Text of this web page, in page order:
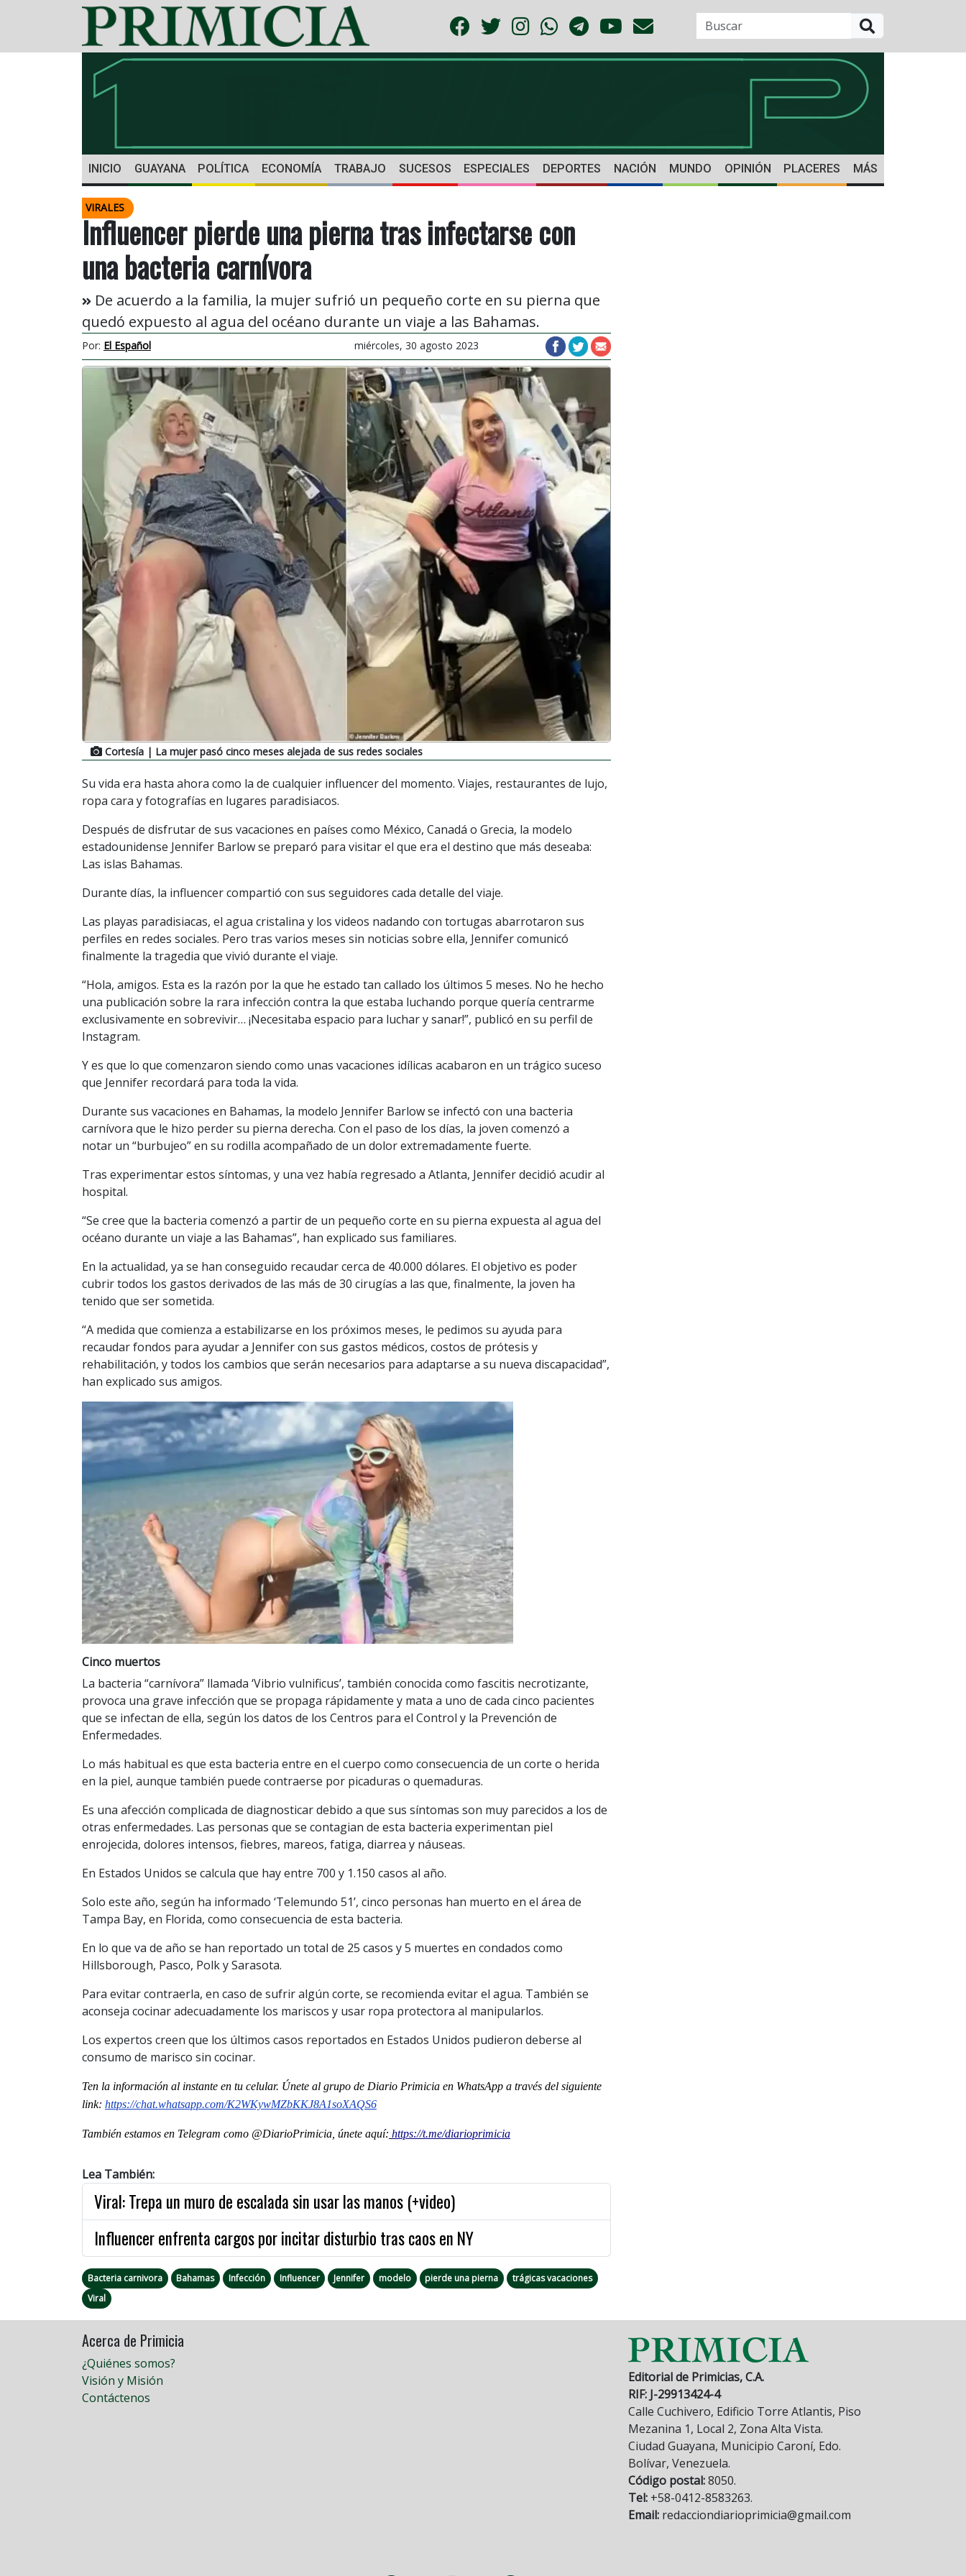
INICIO GUAYANA POLÍTICA ECONOMÍA TRABAJO SUCESOS ESPECIALES DEPORTES NACIÓN MUNDO OPINIÓN PLACERES MÁS
VIRALES
Influencer pierde una pierna tras infectarse con
una bacteria carnívora
De acuerdo a la familia, la mujer sufrió un pequeño corte en su pierna que
quedó expuesto al agua del océano durante un viaje a las Bahamas.
Por: El Español miércoles, 30 agosto 2023
Cortesía | La mujer pasó cinco meses alejada de sus redes sociales
Su vida era hasta ahora como la de cualquier influencer del momento. Viajes, restaurantes de lujo,
ropa cara y fotografías en lugares paradisiacos.
Después de disfrutar de sus vacaciones en países como México, Canadá o Grecia, la modelo
estadounidense Jennifer Barlow se preparó para visitar el que era el destino que más deseaba:
Las islas Bahamas.
Durante días, la influencer compartió con sus seguidores cada detalle del viaje.
Las playas paradisiacas, el agua cristalina y los videos nadando con tortugas abarrotaron sus
perfiles en redes sociales. Pero tras varios meses sin noticias sobre ella, Jennifer comunicó
finalmente la tragedia que vivió durante el viaje.
“Hola, amigos. Esta es la razón por la que he estado tan callado los últimos 5 meses. No he hecho
una publicación sobre la rara infección contra la que estaba luchando porque quería centrarme
exclusivamente en sobrevivir… ¡Necesitaba espacio para luchar y sanar!”, publicó en su perfil de
Instagram.
Y es que lo que comenzaron siendo como unas vacaciones idílicas acabaron en un trágico suceso
que Jennifer recordará para toda la vida.
Durante sus vacaciones en Bahamas, la modelo Jennifer Barlow se infectó con una bacteria
carnívora que le hizo perder su pierna derecha. Con el paso de los días, la joven comenzó a
notar un “burbujeo” en su rodilla acompañado de un dolor extremadamente fuerte.
Tras experimentar estos síntomas, y una vez había regresado a Atlanta, Jennifer decidió acudir al
hospital.
“Se cree que la bacteria comenzó a partir de un pequeño corte en su pierna expuesta al agua del
océano durante un viaje a las Bahamas”, han explicado sus familiares.
En la actualidad, ya se han conseguido recaudar cerca de 40.000 dólares. El objetivo es poder
cubrir todos los gastos derivados de las más de 30 cirugías a las que, finalmente, la joven ha
tenido que ser sometida.
“A medida que comienza a estabilizarse en los próximos meses, le pedimos su ayuda para
recaudar fondos para ayudar a Jennifer con sus gastos médicos, costos de prótesis y
rehabilitación, y todos los cambios que serán necesarios para adaptarse a su nueva discapacidad”,
han explicado sus amigos.
Cinco muertos
La bacteria “carnívora” llamada ‘Vibrio vulnificus’, también conocida como fascitis necrotizante,
provoca una grave infección que se propaga rápidamente y mata a uno de cada cinco pacientes
que se infectan de ella, según los datos de los Centros para el Control y la Prevención de
Enfermedades.
Lo más habitual es que esta bacteria entre en el cuerpo como consecuencia de un corte o herida
en la piel, aunque también puede contraerse por picaduras o quemaduras.
Es una afección complicada de diagnosticar debido a que sus síntomas son muy parecidos a los de
otras enfermedades. Las personas que se contagian de esta bacteria experimentan piel
enrojecida, dolores intensos, fiebres, mareos, fatiga, diarrea y náuseas.
En Estados Unidos se calcula que hay entre 700 y 1.150 casos al año.
Solo este año, según ha informado ‘Telemundo 51’, cinco personas han muerto en el área de
Tampa Bay, en Florida, como consecuencia de esta bacteria.
En lo que va de año se han reportado un total de 25 casos y 5 muertes en condados como
Hillsborough, Pasco, Polk y Sarasota.
Para evitar contraerla, en caso de sufrir algún corte, se recomienda evitar el agua. También se
aconseja cocinar adecuadamente los mariscos y usar ropa protectora al manipularlos.
Los expertos creen que los últimos casos reportados en Estados Unidos pudieron deberse al
consumo de marisco sin cocinar.
Ten la información al instante en tu celular. Únete al grupo de Diario Primicia en WhatsApp a través del siguiente
link: https://chat.whatsapp.com/K2WKywMZbKKJ8A1soXAQS6
También estamos en Telegram como @DiarioPrimicia, únete aquí: https://t.me/diarioprimicia
Lea También:
Viral: Trepa un muro de escalada sin usar las manos (+video)
Influencer enfrenta cargos por incitar disturbio tras caos en NY
Bacteria carnivora Bahamas Infección Influencer Jennifer modelo pierde una pierna
trágicas vacaciones
Viral
Acerca de Primicia
¿Quiénes somos?
Visión y Misión
Contáctenos
Editorial de Primicias, C.A.
RIF: J-29913424-4
Calle Cuchivero, Edificio Torre Atlantis, Piso
Mezanina 1, Local 2, Zona Alta Vista.
Ciudad Guayana, Municipio Caroní, Edo.
Bolívar, Venezuela.
Código postal:8050.
Tel: +58-0412-8583263.
Email: redacciondiarioprimicia@gmail.com